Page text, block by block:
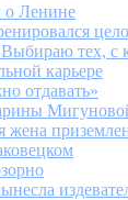
о Ленине
тех, с
карьере
отдавать»
жена